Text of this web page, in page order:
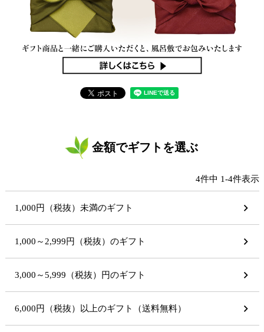
金額でギフトを選ぶ
4件中 1-4件表示
1,000円（税抜）未満のギフト
1,000～2,999円（税抜）のギフト
3,000～5,999（税抜）円のギフト
6,000円（税抜）以上のギフト（送料無料）